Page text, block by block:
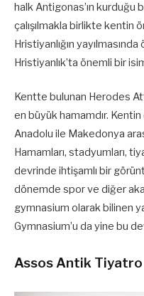
halk Antigonas’ın
çalışılmakla birlikte kentin
Hristiyanlığın
Hristiyanlık’ta önemli bir
Kentte bulunan Herodes
en büyük hamamdır.
Anadolu ile Makedonya
Hamamları, stadyumları,
devrinde ihtişamlı bir
dönemde spor ve diğer
gymnasium olarak bilinen
Gymnasium’u da yine bu
Assos Antik Tiyatro